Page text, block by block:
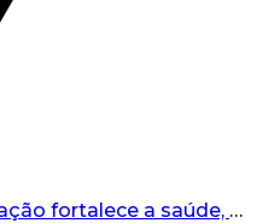
Agosto Dourado: amamentação fortalece a saúde, o desenvolvimento e os vínculos...